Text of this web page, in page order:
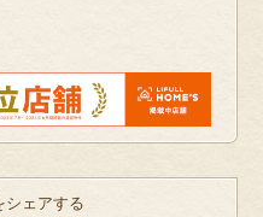
シェアする